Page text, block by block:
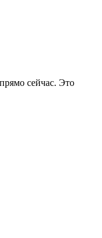
сейчас. Это